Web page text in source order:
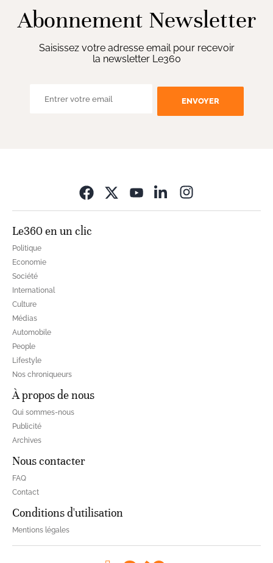
Abonnement Newsletter
Saisissez votre adresse email pour recevoir
la newsletter Le360
ENVOYER
Le360 en un clic
Politique
Economie
Société
International
Culture
Médias
Automobile
People
Lifestyle
Nos chroniqueurs
À propos de nous
Qui sommes-nous
Publicité
Archives
Nous contacter
FAQ
Contact
Conditions d'utilisation
Mentions légales